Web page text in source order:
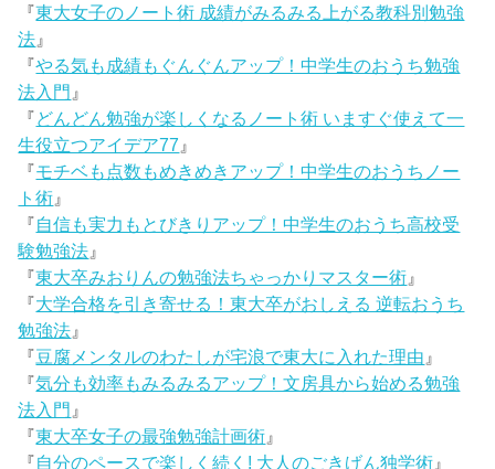
『東大女子のノート術 成績がみるみる上がる教科別勉強
法 』
『やる気も成績もぐんぐんアップ！中学生のおうち勉強
法入門 』
『どんどん勉強が楽しくなるノート術 いますぐ使えて一
生役立つアイデア77 』
『モチベも点数もめきめきアップ！中学生のおうちノー
ト術 』
『自信も実力もとびきりアップ！中学生のおうち高校受
験勉強法 』
『東大卒みおりんの勉強法ちゃっかりマスター術 』
『大学合格を引き寄せる！東大卒がおしえる 逆転おうち
勉強法 』
『豆腐メンタルのわたしが宅浪で東大に入れた理由 』
『気分も効率もみるみるアップ！文房具から始める勉強
法入門 』
『東大卒女子の最強勉強計画術 』
『自分のペースで楽しく続く! 大人のごきげん独学術 』